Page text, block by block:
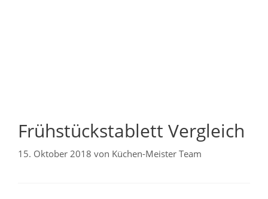
Frühstückstablett Vergleich
15. Oktober 2018 von Küchen-Meister Team